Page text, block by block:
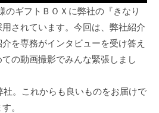
のギフトＢＯＸに弊社の『きなり
されています。今回は、弊社紹介
を専務がインタビューを受け答え
の動画撮影でみんな緊張しまし
社。これからも良いものをお届けで
。